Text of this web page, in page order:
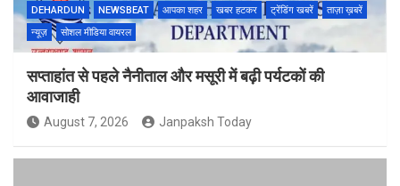
DEHARDUN NEWSBEAT आपका शहर खबर हटकर ट्रेंडिंग खबरें
ताज़ा ख़बरें
न्यूज़
सोशल मीडिया वायरल
सप्ताहांत से पहले नैनीताल और मसूरी में बढ़ी पर्यटकों की
आवाजाही
August 7, 2026 Janpaksh Today